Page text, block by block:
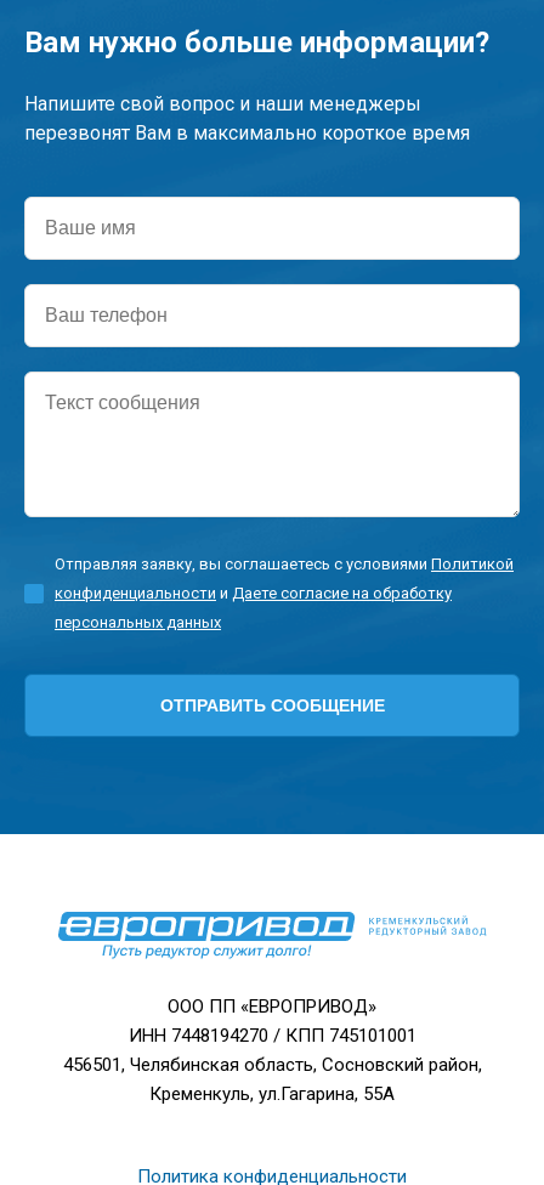
Вам нужно больше информации?
Напишите свой вопрос и наши менеджеры
перезвонят Вам в максимально короткое время
Ваше
имя
Ваш
телефон
Текст
сообщения
Отправляя заявку, вы соглашаетесь с условиями Политикой
конфиденциальности и Даете согласие на обработку
персональных данных
ООО ПП «ЕВРОПРИВОД»
ИНН 7448194270 / КПП 745101001
456501, Челябинская область, Сосновский район,
Кременкуль, ул.Гагарина, 55А
Политика конфиденциальности